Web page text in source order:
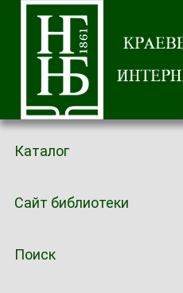
Каталог
Сайт библиотеки
Поиск